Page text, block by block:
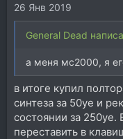
26 Янв 2019
General Dead
а меня мс2000, я
в итоге купил
синтеза за 50уе и
состоянии за 250уе.
переставить в